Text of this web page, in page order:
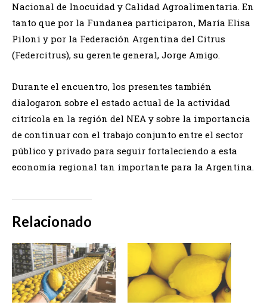
Nacional de Inocuidad y Calidad Agroalimentaria. En
tanto que por la Fundanea participaron, María Elisa
Piloni y por la Federación Argentina del Citrus
(Federcitrus), su gerente general, Jorge Amigo.
Durante el encuentro, los presentes también
dialogaron sobre el estado actual de la actividad
citrícola en la región del NEA y sobre la importancia
de continuar con el trabajo conjunto entre el sector
público y privado para seguir fortaleciendo a esta
economía regional tan importante para la Argentina.
Relacionado